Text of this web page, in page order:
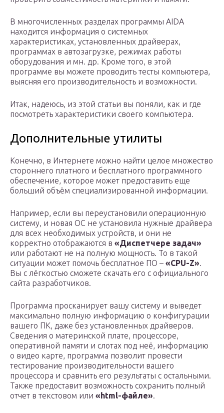
В многочисленных разделах программы AIDA
находится информация о системных
характеристиках, установленных драйверах,
программах в автозагрузке, режимах работы
оборудования и мн. др. Кроме того, в этой
программе вы можете проводить тесты компьютера,
выясняя его производительность и возможности.
Итак, надеюсь, из этой статьи вы поняли, как и где
посмотреть характеристики своего компьютера.
Дополнительные утилиты
Конечно, в Интернете можно найти целое множество
стороннего платного и бесплатного программного
обеспечение, которое может предоставить еще
больший объём специализированной информации.
Например, если вы переустановили операционную
систему, и новая ОС не установила нужные драйвера
для всех необходимых устройств, и они не
корректно отображаются в «Диспетчере задач»
или работают не на полную мощность. То в такой
ситуации может помочь бесплатное ПО – «CPU-Z».
Вы с лёгкостью сможете скачать его с официального
сайта разработчиков.
Программа просканирует вашу систему и выведет
максимально полную информацию о конфигурации
вашего ПК, даже без установленных драйверов.
Сведения о материнской плате, процессоре,
оперативной памяти и слотах под неё, информацию
о видео карте, программа позволит провести
тестирование производительности вашего
процессора и сравнить его результаты с остальными.
Также предоставит возможность сохранить полный
отчет в текстовом или «html-файле».